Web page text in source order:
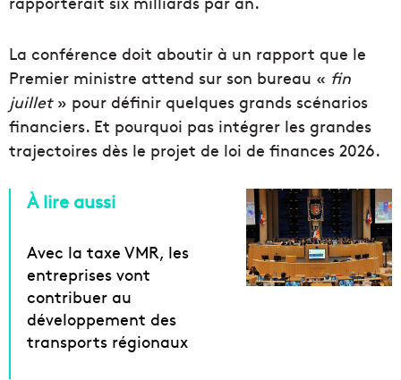
La conférence doit aboutir à un rapport que le
Premier ministre attend sur son bureau « fin
juillet» pour définir quelques grands scénarios
financiers. Et pourquoi pas intégrer les grandes
trajectoires dès le projet de loi de finances 2026.
À lire aussi
Avec la taxe VMR, les
entreprises vont
contribuer au
développement des
transports régionaux